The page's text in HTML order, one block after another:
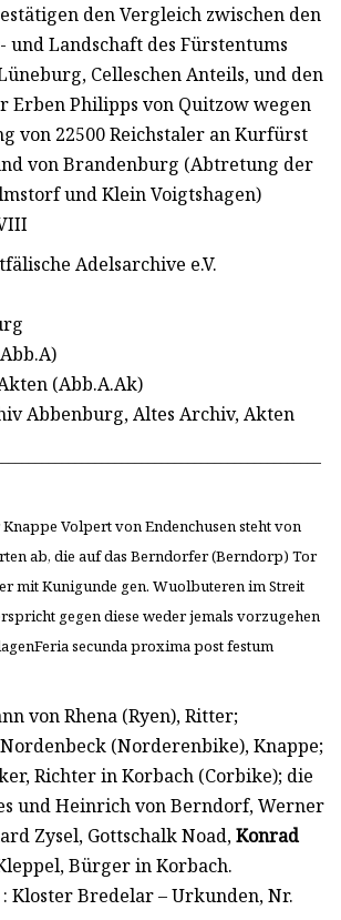
den Vergleich zwischen den
und Landschaft des Fürstentums
Celleschen Anteils, und den
Erben Philipps von Quitzow wegen
von 22500 Reichstaler an Kurfürst
von Brandenburg (Abtretung der
und Klein Voigtshagen)
Adelsarchive e.V.
(Abb.A.Ak)
Abbenburg, Altes Archiv, Akten
Volpert von Endenchusen steht von
ab, die auf das Berndorfer (Berndorp) Tor
mit Kunigunde gen. Wuolbuteren im Streit
gegen diese weder jemals vorzugehen
secunda proxima post festum
von Rhena (Ryen), Ritter;
(Norderenbike), Knappe;
Richter in Korbach (Corbike); die
und Heinrich von Berndorf, Werner
Zysel, Gottschalk Noad,Konrad
Bürger in Korbach.
Kloster Bredelar – Urkunden, Nr.